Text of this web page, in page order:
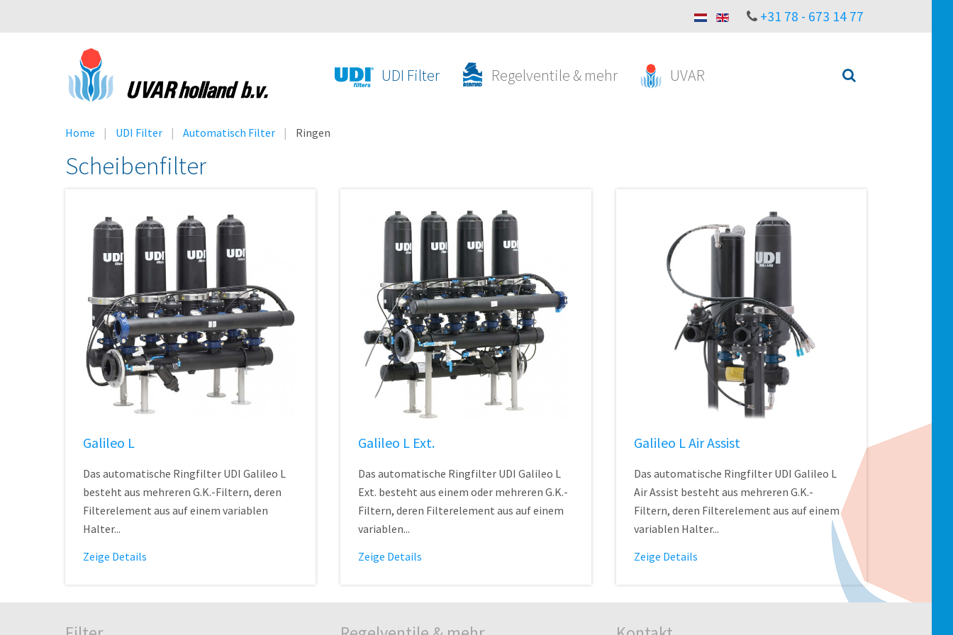
+31 78 - 673 14 77
UDI Filter Regelventile & mehr UVAR
Home UDI Filter Automatisch Filter Ringen
Scheibenfilter
Galileo L
Das automatische Ringfilter UDI Galileo L
besteht aus mehreren G.K.-Filtern, deren
Filterelement aus auf einem variablen
Halter...
Zeige Details
Galileo L Ext.
Das automatische Ringfilter UDI Galileo L
Ext. besteht aus einem oder mehreren G.K.-
Filtern, deren Filterelement aus auf einem
variablen...
Zeige Details
Galileo L Air Assist
Das automatische Ringfilter UDI Galileo L
Air Assist besteht aus mehreren G.K.-
Filtern, deren Filterelement aus auf einem
variablen Halter...
Zeige Details